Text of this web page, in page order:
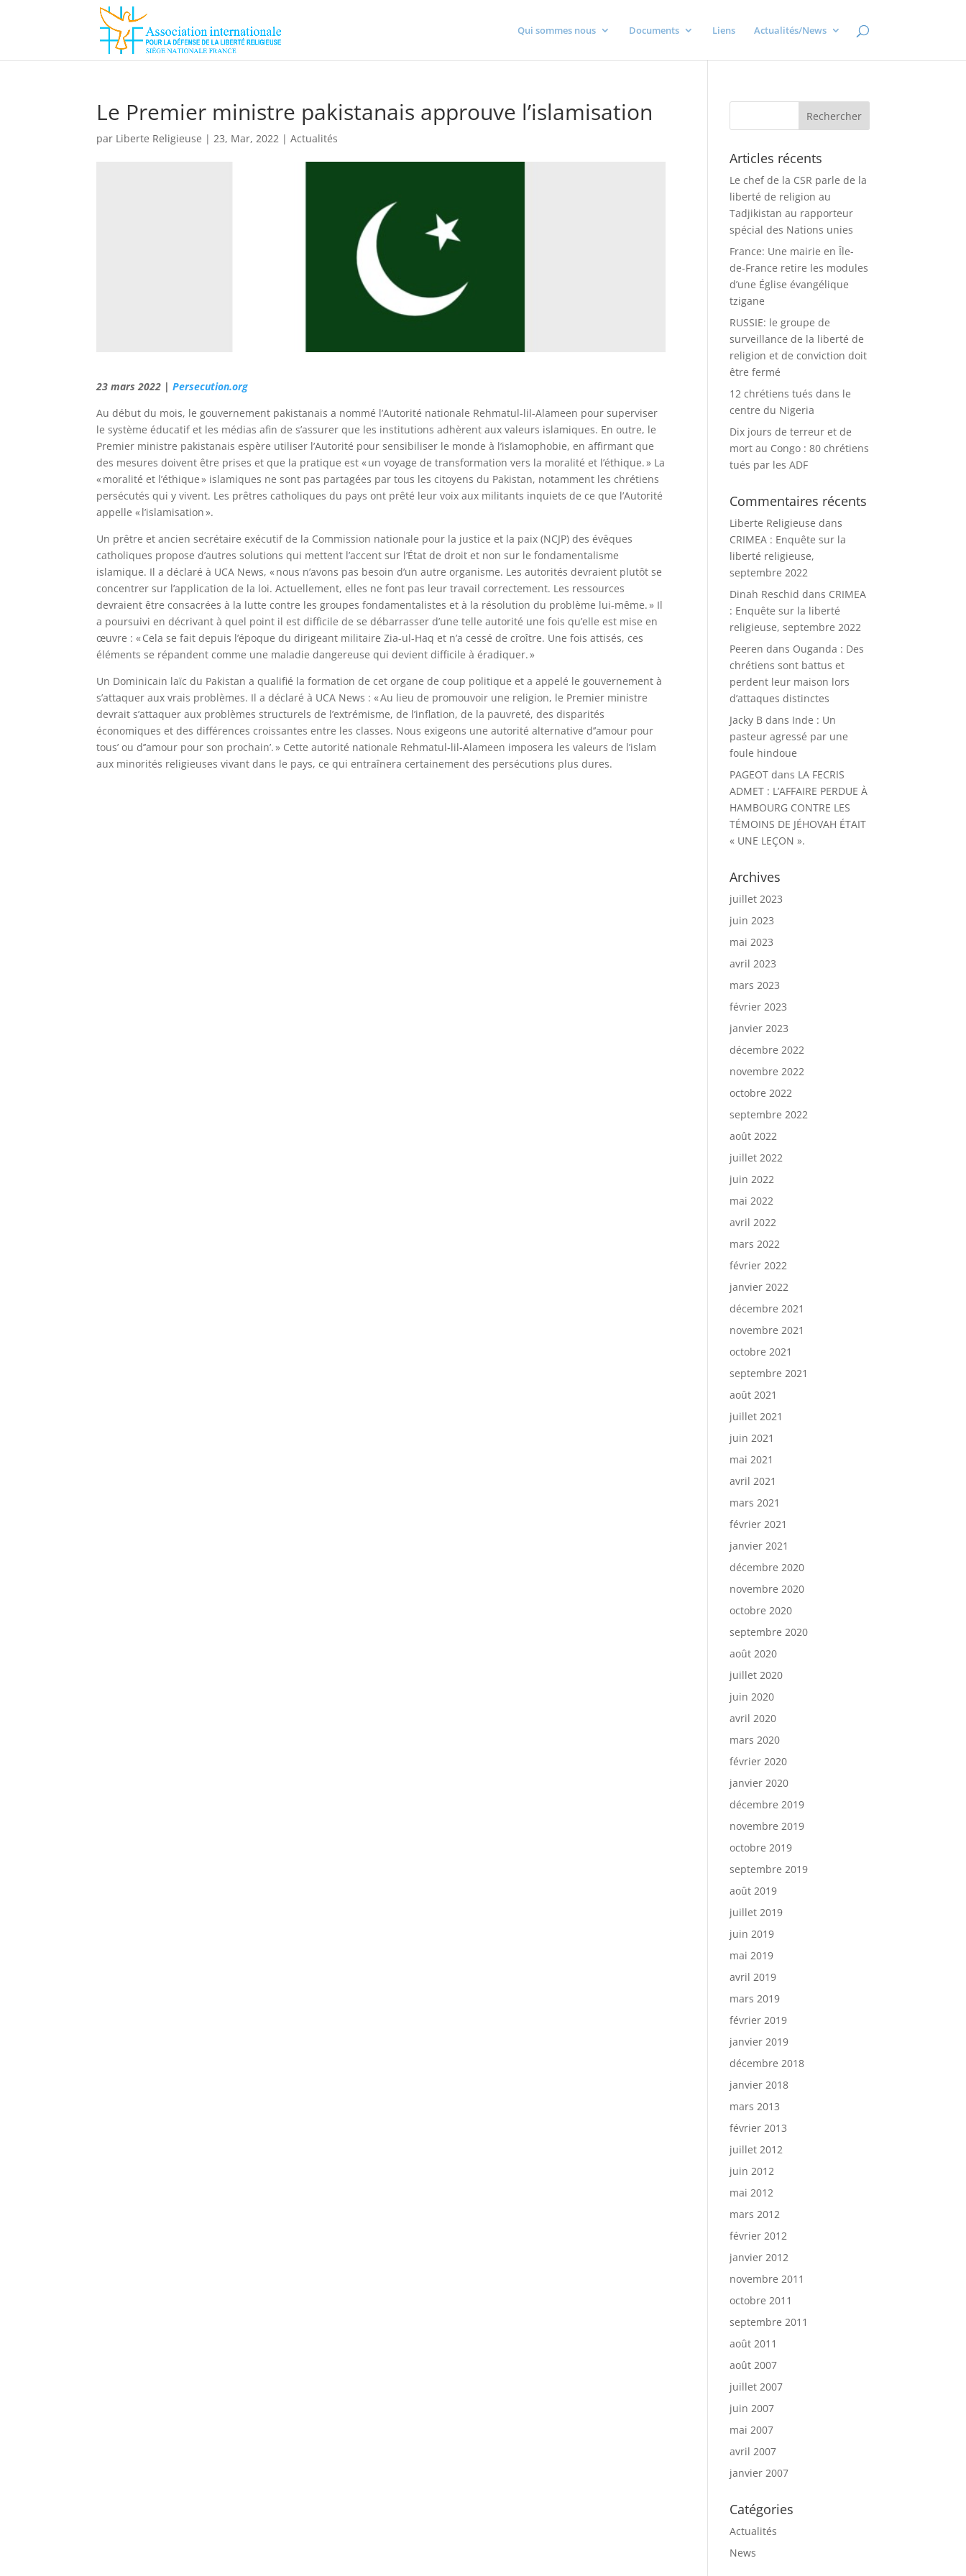
Qui sommes nous Documents Liens Actualités/News
Le Premier ministre pakistanais approuve l’islamisation
par Liberte Religieuse |23, Mar, 2022 |Actualités
23 mars 2022 |Persecution.org
Au début du mois, le gouvernement pakistanais a nommé l’Autorité nationale Rehmatul-lil-Alameen pour superviser
le système éducatif et les médias afin de s’assurer que les institutions adhèrent aux valeurs islamiques. En outre, le
Premier ministre pakistanais espère utiliser l’Autorité pour sensibiliser le monde à l’islamophobie, en affirmant que
des mesures doivent être prises et que la pratique est « un voyage de transformation vers la moralité et l’éthique. » La
« moralité et l’éthique » islamiques ne sont pas partagées par tous les citoyens du Pakistan, notamment les chrétiens
persécutés qui y vivent. Les prêtres catholiques du pays ont prêté leur voix aux militants inquiets de ce que l’Autorité
appelle « l’islamisation ».
Un prêtre et ancien secrétaire exécutif de la Commission nationale pour la justice et la paix (NCJP) des évêques
catholiques propose d’autres solutions qui mettent l’accent sur l’État de droit et non sur le fondamentalisme
islamique. Il a déclaré à UCA News, « nous n’avons pas besoin d’un autre organisme. Les autorités devraient plutôt se
concentrer sur l’application de la loi. Actuellement, elles ne font pas leur travail correctement. Les ressources
devraient être consacrées à la lutte contre les groupes fondamentalistes et à la résolution du problème lui-même. » Il
a poursuivi en décrivant à quel point il est difficile de se débarrasser d’une telle autorité une fois qu’elle est mise en
œuvre : « Cela se fait depuis l’époque du dirigeant militaire Zia-ul-Haq et n’a cessé de croître. Une fois attisés, ces
éléments se répandent comme une maladie dangereuse qui devient difficile à éradiquer. »
Un Dominicain laïc du Pakistan a qualifié la formation de cet organe de coup politique et a appelé le gouvernement à
s’attaquer aux vrais problèmes. Il a déclaré à UCA News : « Au lieu de promouvoir une religion, le Premier ministre
devrait s’attaquer aux problèmes structurels de l’extrémisme, de l’inflation, de la pauvreté, des disparités
économiques et des différences croissantes entre les classes. Nous exigeons une autorité alternative d’’amour pour
tous’ ou d’’amour pour son prochain’. » Cette autorité nationale Rehmatul-lil-Alameen imposera les valeurs de l’islam
aux minorités religieuses vivant dans le pays, ce qui entraînera certainement des persécutions plus dures.
Articles récents
Le chef de la CSR parle de la
liberté de religion au
Tadjikistan au rapporteur
spécial des Nations unies
France: Une mairie en Île-
de-France retire les modules
d’une Église évangélique
tzigane
RUSSIE: le groupe de
surveillance de la liberté de
religion et de conviction doit
être fermé
12 chrétiens tués dans le
centre du Nigeria
Dix jours de terreur et de
mort au Congo : 80 chrétiens
tués par les ADF
Commentaires récents
Liberte Religieuse dans
CRIMEA : Enquête sur la
liberté religieuse,
septembre 2022
Dinah Reschid dans CRIMEA
: Enquête sur la liberté
religieuse, septembre 2022
Peeren dans Ouganda : Des
chrétiens sont battus et
perdent leur maison lors
d’attaques distinctes
Jacky B dans Inde : Un
pasteur agressé par une
foule hindoue
PAGEOT dans LA FECRIS
ADMET : L’AFFAIRE PERDUE À
HAMBOURG CONTRE LES
TÉMOINS DE JÉHOVAH ÉTAIT
« UNE LEÇON ».
Archives
juillet 2023
juin 2023
mai 2023
avril 2023
mars 2023
février 2023
janvier 2023
décembre 2022
novembre 2022
octobre 2022
septembre 2022
août 2022
juillet 2022
juin 2022
mai 2022
avril 2022
mars 2022
février 2022
janvier 2022
décembre 2021
novembre 2021
octobre 2021
septembre 2021
août 2021
juillet 2021
juin 2021
mai 2021
avril 2021
mars 2021
février 2021
janvier 2021
décembre 2020
novembre 2020
octobre 2020
septembre 2020
août 2020
juillet 2020
juin 2020
avril 2020
mars 2020
février 2020
janvier 2020
décembre 2019
novembre 2019
octobre 2019
septembre 2019
août 2019
juillet 2019
juin 2019
mai 2019
avril 2019
mars 2019
février 2019
janvier 2019
décembre 2018
janvier 2018
mars 2013
février 2013
juillet 2012
juin 2012
mai 2012
mars 2012
février 2012
janvier 2012
novembre 2011
octobre 2011
septembre 2011
août 2011
août 2007
juillet 2007
juin 2007
mai 2007
avril 2007
janvier 2007
Catégories
Actualités
News